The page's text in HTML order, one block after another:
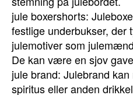
jule boxershorts:
festlige underbukser, der
julemotiver som
De kan være en sjov
jule brand: Julebrand
spiritus eller anden